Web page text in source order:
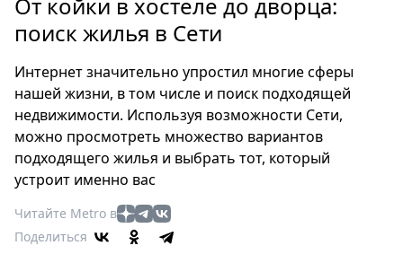
Россия
Здоровье
Еда
Туризм
Мода
Театр
Кино
Афиша
Книги
поиск жилья в Сети
Интернет значительно упростил многие сферы
нашей жизни, в том числе и поиск подходящей
недвижимости. Используя возможности Сети,
можно просмотреть множество вариантов
подходящего жилья и выбрать тот, который
устроит именно вас
Читайте Metro в
Поделиться